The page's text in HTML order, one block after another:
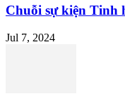
Chuỗi sự kiện Tinh
Jul 7, 2024